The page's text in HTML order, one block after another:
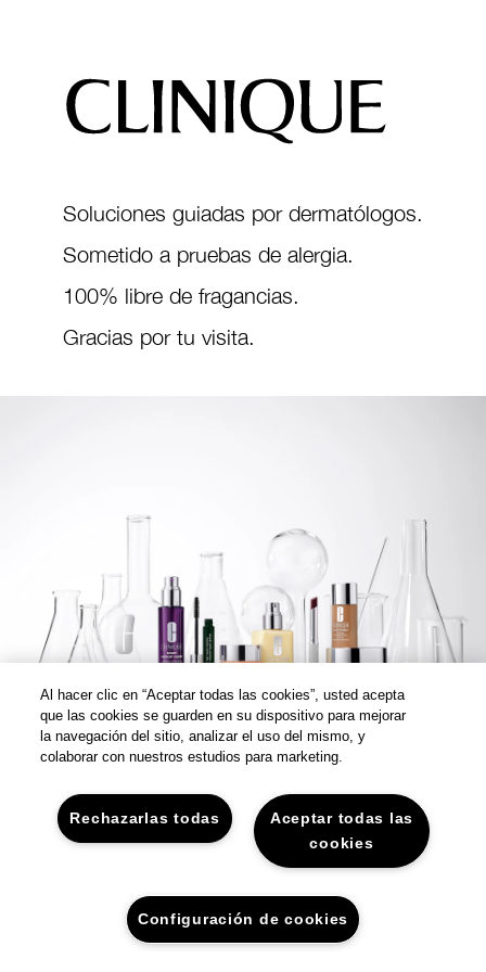
Soluciones guiadas por dermatólogos.
Sometido a pruebas de alergia.
100% libre de fragancias.
Gracias por tu visita.
Al hacer clic en “Aceptar todas las cookies”, usted acepta
que las cookies se guarden en su dispositivo para mejorar
la navegación del sitio, analizar el uso del mismo, y
colaborar con nuestros estudios para marketing.
Aceptar todas las
cookies
Rechazarlas todas
Configuración de cookies